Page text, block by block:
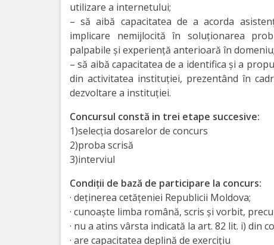
Organigrama
Dispozițiile
primarului
Consiliul
Secretarul
consiliului
Componența
consiliului
Regulamentul
utilizare a internetului;
– să aibă capacitatea de a acorda
implicare nemijlocită în soluţionarea
palpabile și experiență anterioară în domeniu;
– să aibă capacitatea de a identifica și a
din activitatea instituției, prezentând în
dezvoltare a instituției.
Concursul constă in trei etape succesive:
1)selecția dosarelor de concurs
2)proba scrisă
3)interviul
Condiţii de bază de participare la concurs:
· deţinerea cetăţeniei Republicii Moldova;
· cunoaște limba română, scris și vorbit,
· nu a atins vârsta indicată la art. 82 lit. i) din
· are capacitatea deplină de exercițiu